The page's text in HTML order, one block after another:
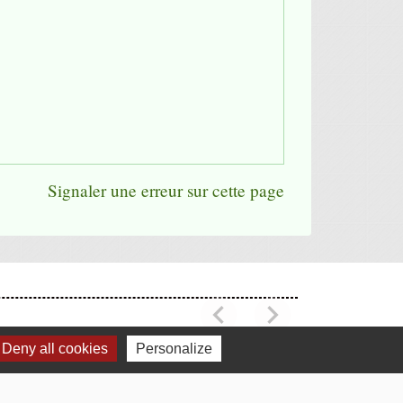
Signaler une erreur sur cette page
chevron_leftPreviouschevron_rightNext
Voir tout
Deny all cookies Personalize